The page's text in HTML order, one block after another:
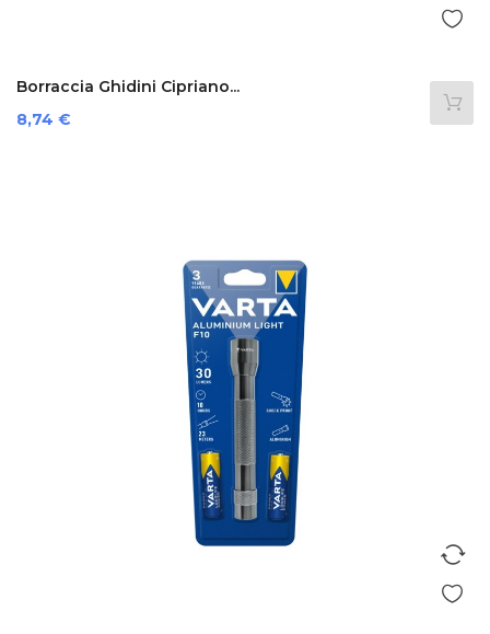
Borraccia Ghidini Cipriano...
Preis
8,74 €